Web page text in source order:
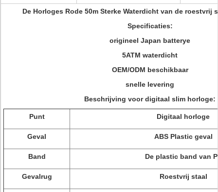
De Horloges Rode 50m Sterke Waterdicht van de roestvrij
Specificaties:
origineel Japan batterye
5ATM waterdicht
OEM/ODM beschikbaar
snelle levering
Beschrijving voor digitaal slim horloge:
Punt Digitaal horloge
Geval ABS Plastic geval
Band De plastic band van
Gevalrug Roestvrij staal